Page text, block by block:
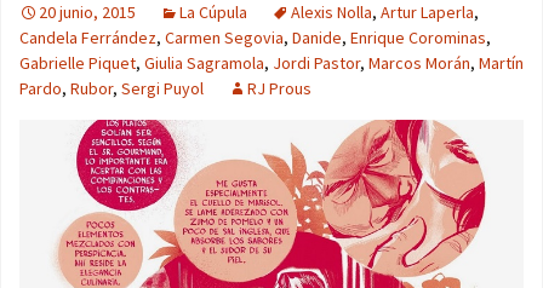
20 junio, 2015 La Cúpula Alexis Nolla, Artur Laperla,
Candela Ferrández, Carmen Segovia, Danide, Enrique Corominas,
Gabrielle Piquet, Giulia Sagramola, Jordi Pastor, Marcos Morán, Martín
Pardo, Rubor, Sergi Puyol RJ Prous